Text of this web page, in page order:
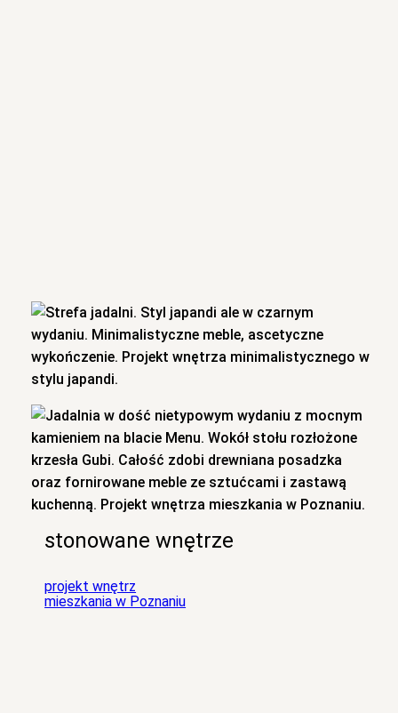
stonowane wnętrze
projekt wnętrz
mieszkania w Poznaniu